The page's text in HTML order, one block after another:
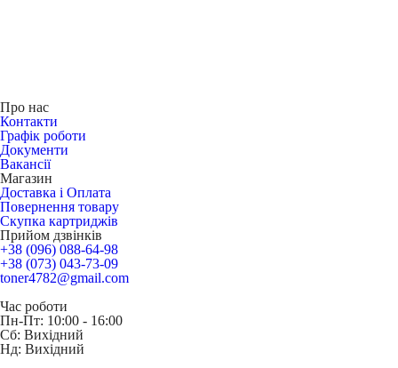
Про нас
Контакти
Графік роботи
Документи
Вакансії
Магазин
Доставка і Оплата
Повернення товару
Скупка картриджів
Прийом дзвінків
+38 (096) 088-64-98
+38 (073) 043-73-09
toner4782@gmail.com
Час роботи
Пн-Пт: 10:00 - 16:00
Сб: Вихідний
Нд: Вихідний